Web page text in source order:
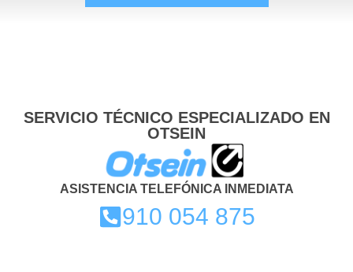
SERVICIO TÉCNICO ESPECIALIZADO EN
OTSEIN
ASISTENCIA TELEFÓNICA INMEDIATA
910 054 875